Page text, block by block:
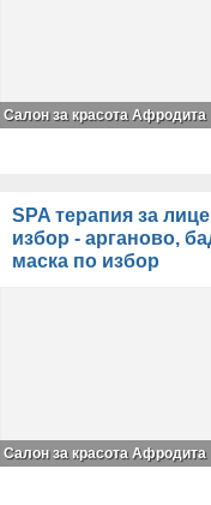
Салон за красота Афродита
SPA терапия за
избор - арганово,
маска по избор
Салон за красота Афродита